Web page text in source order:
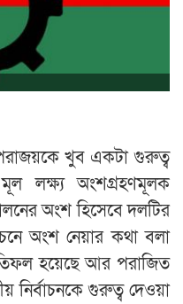
পরাজয়কে খুব একটা গুরুত্ব
লক্ষ্য অংশগ্রহণমূলক
অংশ হিসেবে দলটির
অংশ নেয়ার কথা বলা
হয়েছে আর পরাজিত
নির্বাচনকে গুরুত্ব দেওয়া